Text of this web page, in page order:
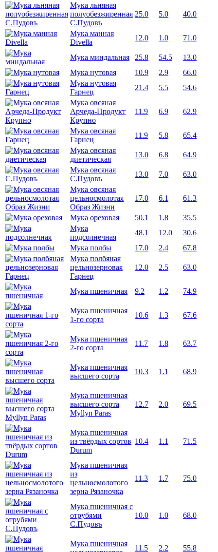
Мука льняная
полуобезжиренная
С.Пудовъ
25.0 5.0 40.0
Мука манная
Divella
12.0 1.0 71.0
Мука миндальная 25.8 54.5
13.0
Мука нутовая
10.9 2.9
66.0
Мука нутовая
Гарнец
21.4 5.5
54.6
Мука овсяная
Арчеда-Продукт
Крупно
11.9 6.9 62.9
Мука овсяная
Гарнец
11.9 5.8
65.4
Мука овсяная
диетическая
13.0 6.8
64.9
Мука овсяная
С.Пудовъ
13.0 7.0
63.0
Мука овсяная
цельносмолотая
Образ Жизни
17.0 6.1 61.3
Мука ореховая 50.1 1.8
35.5
Мука
подсолнечная
48.1 12.0
30.6
Мука полбы
17.0 2.4
67.8
Мука полбяная
цельнозерновая
Гарнец
12.0 2.5 63.0
Мука пшеничная 9.2 1.2 74.9
Мука пшеничная
1-го сорта
10.6 1.3 67.6
Мука пшеничная
2-го сорта
11.7 1.8 63.7
Мука пшеничная
высшего сорта
10.3 1.1 68.9
Мука пшеничная
высшего сорта
Myllyn Paras
12.7 2.0 69.5
Мука пшеничная
из твёрдых сортов
Durum
10.4 1.1 71.5
Мука пшеничная
из
цельносмолотого
зерна Рязаночка
11.3 1.7 75.0
Мука пшеничная с
отрубями
С.Пудовъ
10.0 1.0 68.0
Мука пшеничная
11.5 2.2 55.8